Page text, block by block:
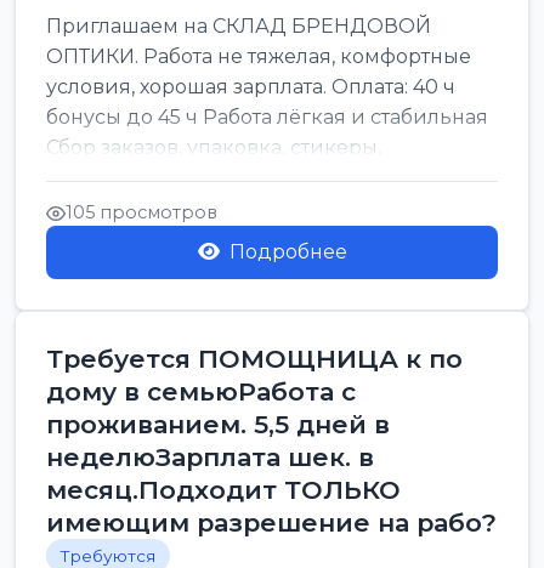
Приглашаем на СКЛАД БРЕНДОВОЙ
ОПТИКИ. Работа не тяжелая, комфортные
условия, хорошая зарплата. Оплата: 40 ч
бонусы до 45 ч Работа лёгкая и стабильная
Сбор заказов, упаковка, стикеры,
сортировка Воскре...
105 просмотров
Подробнее
Требуется ПОМОЩНИЦА к по
дому в семьюРабота с
проживанием. 5,5 дней в
неделюЗарплата шек. в
месяц.Подходит ТОЛЬКО
имеющим разрешение на рабо?
Требуются